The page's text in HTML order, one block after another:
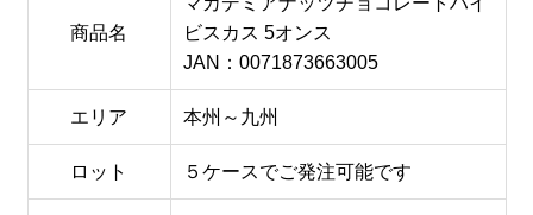
商品名
ビスカス 5オンス
JAN：0071873663005
エリア 本州～九州
ロット ５ケースでご発注可能です